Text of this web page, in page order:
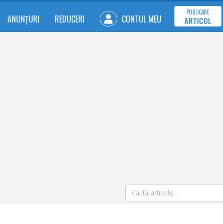
ANUNȚURI REDUCERI CONTUL MEU
PUBLICARE
ARTICOL